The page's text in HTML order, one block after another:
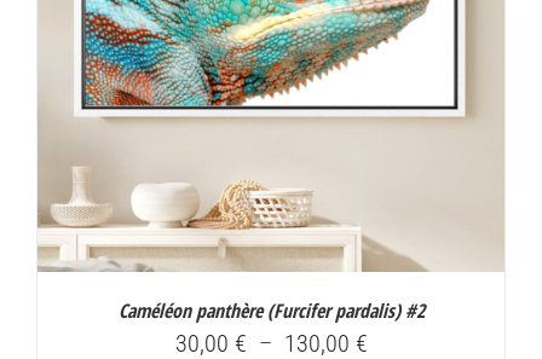
Caméléon panthère (Furcifer pardalis) #2
30,00 € – 130,00 €Plage